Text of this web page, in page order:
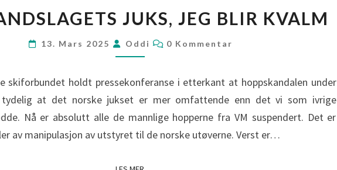
JUKS,
JEG
BLIR
JUKS, JEG BLIR KVALM
13. Mars 2025 Oddi KOMMENTARER
0 Kommentar
skiforbundet holdt pressekonferanse i etterkant at hoppskandalen under
at det norske jukset er mer omfattende enn det vi som ivrige
Nå er absolutt alle de mannlige hopperne fra VM suspendert. Det er
av manipulasjon av utstyret til de norske utøverne. Verst er…